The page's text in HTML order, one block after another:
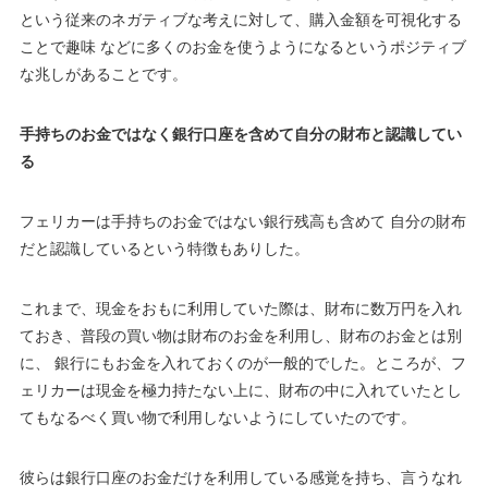
という従来のネガティブな考えに対して、購入金額を可視化する
ことで趣味 などに多くのお金を使うようになるというポジティブ
な兆しがあることです。
手持ちのお金ではなく銀行口座を含めて自分の財布と認識してい
る
フェリカーは手持ちのお金ではない銀行残高も含めて 自分の財布
だと認識しているという特徴もありした。
これまで、現金をおもに利用していた際は、財布に数万円を入れ
ておき、普段の買い物は財布のお金を利用し、財布のお金とは別
に、 銀行にもお金を入れておくのが一般的でした。ところが、フ
ェリカーは現金を極力持たない上に、財布の中に入れていたとし
てもなるべく買い物で利用しないようにしていたのです。
彼らは銀行口座のお金だけを利用している感覚を持ち、言うなれ